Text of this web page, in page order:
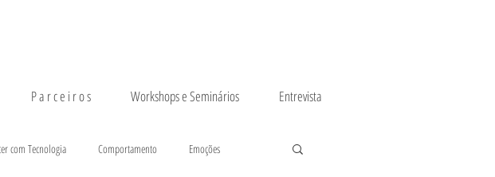
P a r c e i r o s Workshops e Seminários Entrevista
com Tecnologia Comportamento Emoções